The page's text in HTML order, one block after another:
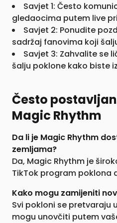
Savjet 1: Često
gledaocima putem live
Savjet 2: Ponudite
sadržaj fanovima koji
Savjet 3: Zahvalite se
šalju poklone kako biste
Često
Magic Rhythm
Da li je Magic Rhythm
zemljama?
Da, Magic Rhythm je
TikTok program poklona
Kako mogu zamijeniti
Svi pokloni se pretvaraju
mogu unovčiti putem